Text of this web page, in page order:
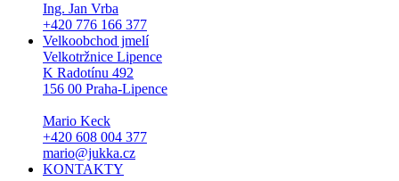
Ing. Jan Vrba
+420 776 166 377
Velkoobchod jmelí
Velkotržnice Lipence
K Radotínu 492
156 00 Praha-Lipence
Mario Keck
+420 608 004 377
mario@jukka.cz
KONTAKTY